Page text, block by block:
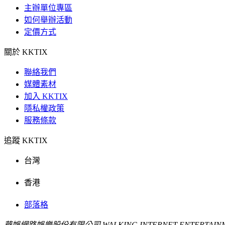
主辦單位專區
如何舉辦活動
定價方式
關於 KKTIX
聯絡我們
媒體素材
加入 KKTIX
隱私權政策
服務條款
追蹤 KKTIX
台灣
香港
部落格